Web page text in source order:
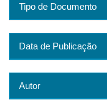
Tipo de Documento
Data de Publicação
Autor